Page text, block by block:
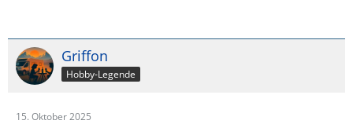
Griffon
Hobby-Legende
15. Oktober 2025